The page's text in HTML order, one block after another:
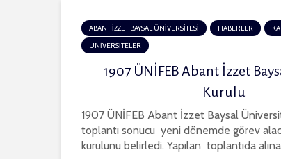
ABANT İZZET BAYSAL ÜNİVERSİTESİ HABERLER
ÜNİVERSİTELER
1907 ÜNİFEB Abant İzzet
Kurulu
1907 ÜNİFEB Abant İzzet Baysal
toplantı sonucu yeni dönemde görev
kurulunu belirledi. Yapılan toplantıda